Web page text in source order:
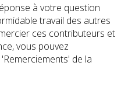
à votre question
travail des autres
ces contributeurs et
vous pouvez
de la